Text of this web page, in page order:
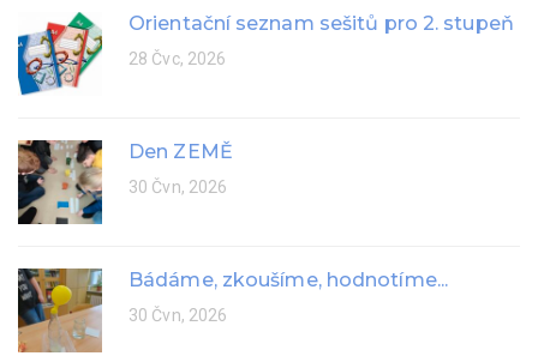
Orientační seznam sešitů pro 2. stupeň
28 Čvc, 2026
Den ZEMĚ
30 Čvn, 2026
Bádáme, zkoušíme, hodnotíme...
30 Čvn, 2026